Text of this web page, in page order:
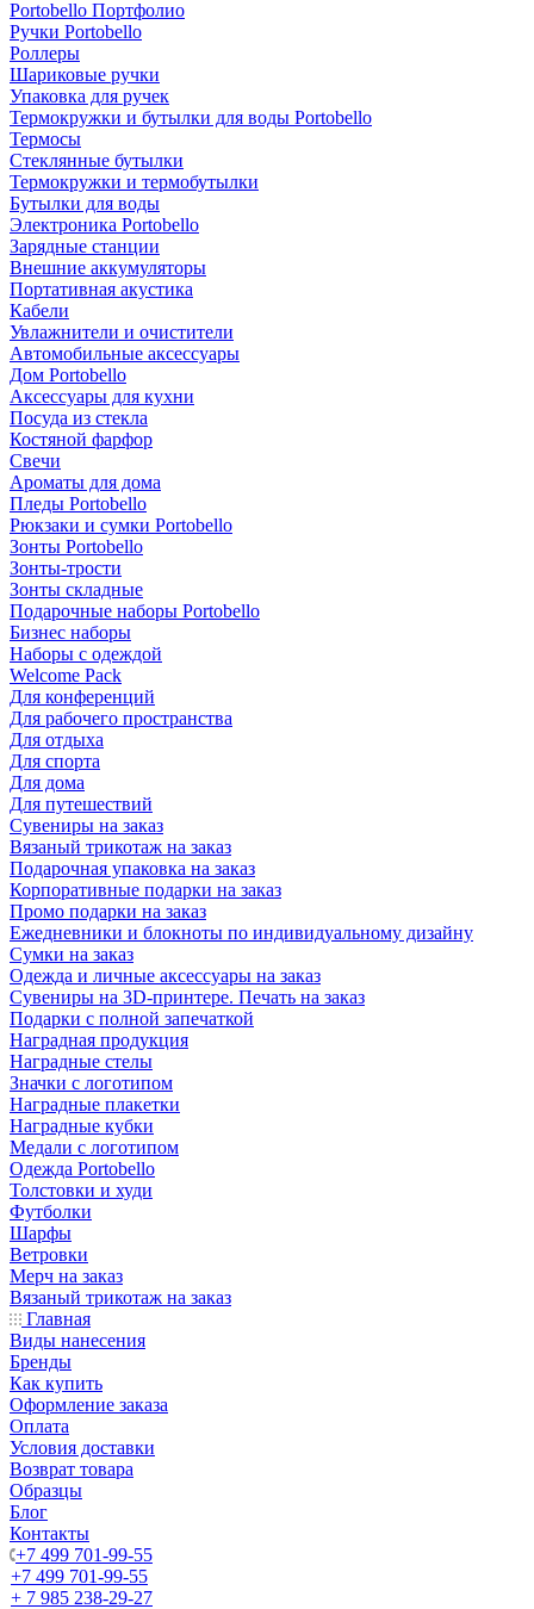
Portobello Портфолио
Ручки Portobello
Роллеры
Шариковые ручки
Упаковка для ручек
Термокружки и бутылки для воды Portobello
Термосы
Стеклянные бутылки
Термокружки и термобутылки
Бутылки для воды
Электроника Portobello
Зарядные станции
Внешние аккумуляторы
Портативная акустика
Кабели
Увлажнители и очистители
Автомобильные аксессуары
Дом Portobello
Аксессуары для кухни
Посуда из стекла
Костяной фарфор
Свечи
Ароматы для дома
Пледы Portobello
Рюкзаки и сумки Portobello
Зонты Portobello
Зонты-трости
Зонты складные
Подарочные наборы Portobello
Бизнес наборы
Наборы с одеждой
Welcome Pack
Для конференций
Для рабочего пространства
Для отдыха
Для спорта
Для дома
Для путешествий
Сувениры на заказ
Вязаный трикотаж на заказ
Подарочная упаковка на заказ
Корпоративные подарки на заказ
Промо подарки на заказ
Ежедневники и блокноты по индивидуальному дизайну
Сумки на заказ
Одежда и личные аксессуары на заказ
Сувениры на 3D-принтере. Печать на заказ
Подарки с полной запечаткой
Наградная продукция
Наградные стелы
Значки с логотипом
Наградные плакетки
Наградные кубки
Медали с логотипом
Одежда Portobello
Толстовки и худи
Футболки
Шарфы
Ветровки
Мерч на заказ
Вязаный трикотаж на заказ
Главная
Виды нанесения
Бренды
Как купить
Оформление заказа
Оплата
Условия доставки
Возврат товара
Образцы
Блог
Контакты
+7 499 701-99-55
+7 499 701-99-55
+ 7 985 238-29-27